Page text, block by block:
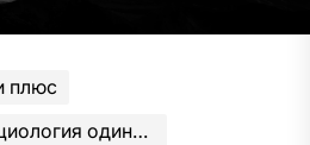
плюс
при воздействии стохастических возмущений